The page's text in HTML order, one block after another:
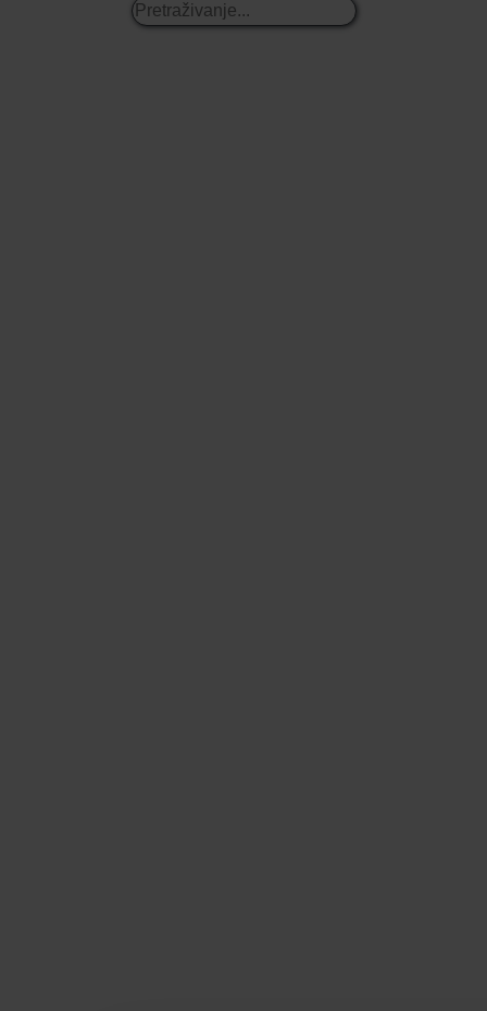
Pretraživanje...